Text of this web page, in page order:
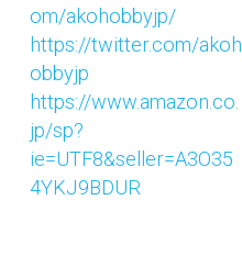
om/akohobbyjp/
https://twitter.com/akoh
obbyjp
https://www.amazon.co.
jp/sp?
ie=UTF8&seller=A3O35
4YKJ9BDUR